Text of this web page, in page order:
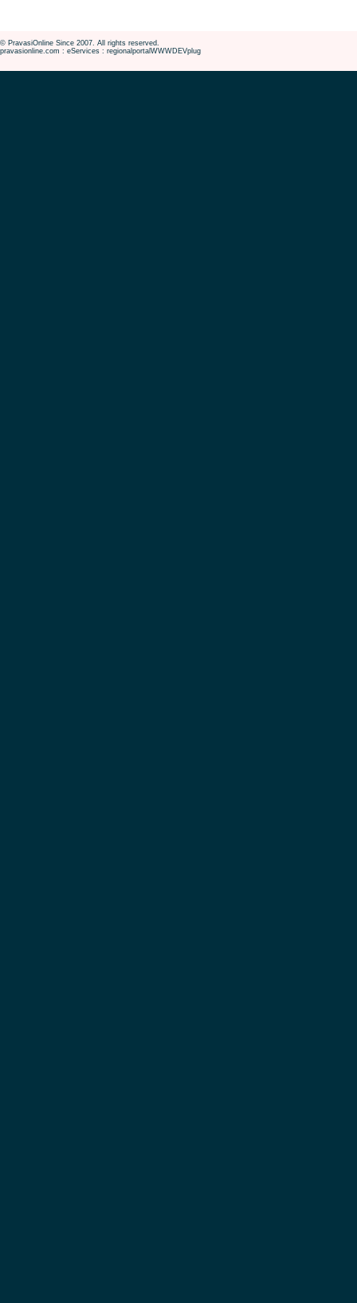
© PravasiOnline Since 2007. All rights reserved.
pravasionline.com : eServices : regionalportalWWWDEVplug